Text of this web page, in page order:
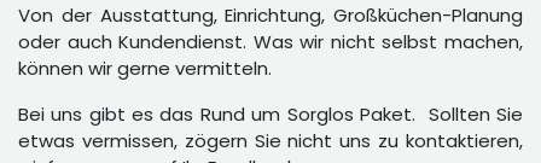
Von der Ausstattung, Einrichtung, Großküchen-Planung
oder auch Kundendienst. Was wir nicht selbst machen,
können wir gerne vermitteln.
Bei uns gibt es das Rund um Sorglos Paket. Sollten Sie
etwas vermissen, zögern Sie nicht uns zu kontaktieren,